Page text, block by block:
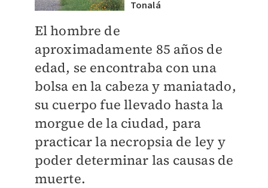
Tonalá
El hombre de
aproximadamente 85 años de
edad, se encontraba con una
bolsa en la cabeza y maniatado,
su cuerpo fue llevado hasta la
morgue de la ciudad, para
practicar la necropsia de ley y
poder determinar las causas de
muerte.